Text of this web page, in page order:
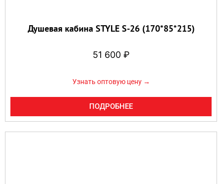
Душевая кабина STYLE S-26 (170*85*215)
51 600 ₽
Узнать оптовую цену →
ПОДРОБНЕЕ